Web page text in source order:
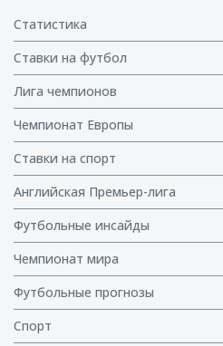
Статистика
Ставки на футбол
Лига чемпионов
Чемпионат Европы
Ставки на спорт
Английская Премьер-лига
Футбольные инсайды
Чемпионат мира
Футбольные прогнозы
Спорт